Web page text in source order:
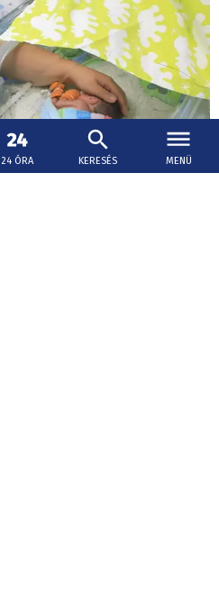
24 ÓRA KERESÉS MENÜ